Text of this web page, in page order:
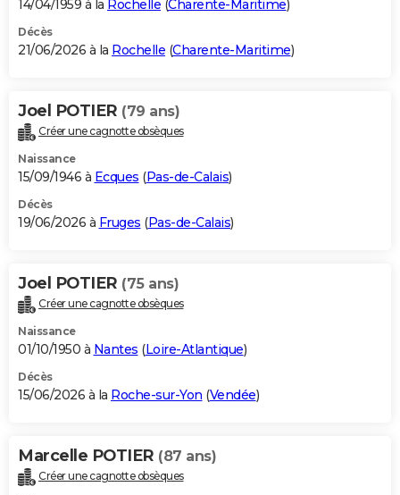
14/04/1959 à la Rochelle (Charente-Maritime)
Décès
21/06/2026 à la Rochelle (Charente-Maritime)
Joel POTIER (79 ans)
Créer une cagnotte obsèques
Naissance
15/09/1946 à Ecques (Pas-de-Calais)
Décès
19/06/2026 à Fruges (Pas-de-Calais)
Joel POTIER (75 ans)
Créer une cagnotte obsèques
Naissance
01/10/1950 à Nantes (Loire-Atlantique)
Décès
15/06/2026 à la Roche-sur-Yon (Vendée)
Marcelle POTIER (87 ans)
Créer une cagnotte obsèques